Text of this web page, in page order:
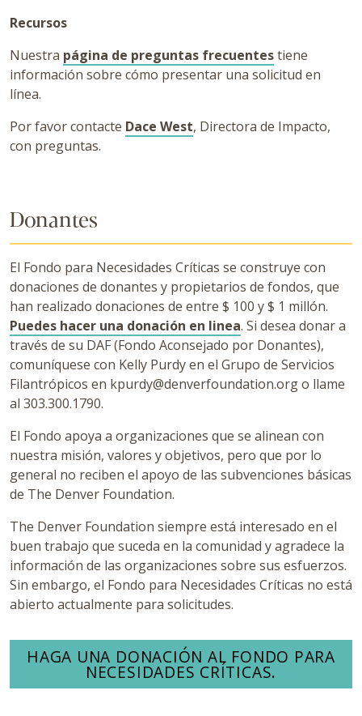
Recursos
Nuestra página de preguntas frecuentestiene
información sobre cómo presentar una solicitud en
línea.
Por favor contacte Dace West, Directora de Impacto,
con preguntas.
Donantes
El Fondo para Necesidades Críticas se construye con
donaciones de donantes y propietarios de fondos, que
han realizado donaciones de entre $ 100 y $ 1 millón.
Puedes hacer una donación en linea. Si desea donar a
través de su DAF (Fondo Aconsejado por Donantes),
comuníquese con Kelly Purdy en el Grupo de Servicios
Filantrópicos en kpurdy@denverfoundation.org o llame
al 303.300.1790.
El Fondo apoya a organizaciones que se alinean con
nuestra misión, valores y objetivos, pero que por lo
general no reciben el apoyo de las subvenciones básicas
de The Denver Foundation.
The Denver Foundation siempre está interesado en el
buen trabajo que suceda en la comunidad y agradece la
información de las organizaciones sobre sus esfuerzos.
Sin embargo, el Fondo para Necesidades Críticas no está
abierto actualmente para solicitudes.
HAGA UNA DONACIÓN AL FONDO PARA
NECESIDADES CRÍTICAS.